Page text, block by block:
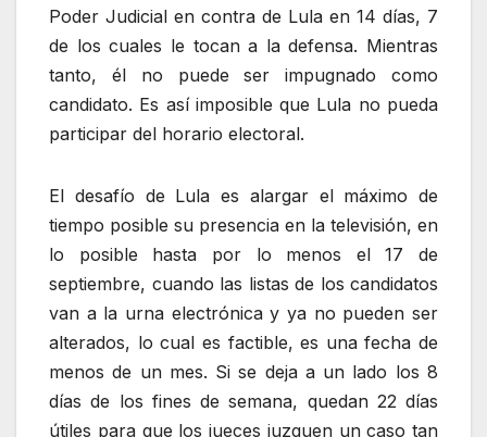
Poder Judicial en contra de Lula en 14 días, 7
de los cuales le tocan a la defensa. Mientras
tanto, él no puede ser impugnado como
candidato. Es así imposible que Lula no pueda
participar del horario electoral.
El desafío de Lula es alargar el máximo de
tiempo posible su presencia en la televisión, en
lo posible hasta por lo menos el 17 de
septiembre, cuando las listas de los candidatos
van a la urna electrónica y ya no pueden ser
alterados, lo cual es factible, es una fecha de
menos de un mes. Si se deja a un lado los 8
días de los fines de semana, quedan 22 días
útiles para que los jueces juzguen un caso tan